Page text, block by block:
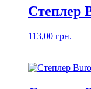
Степлер
113,00 грн.